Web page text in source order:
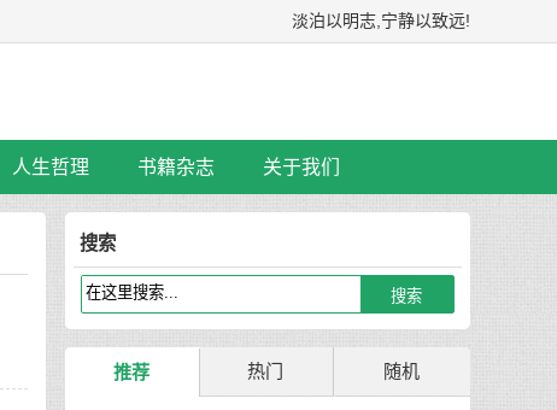
淡泊以明志,宁静以致远!
人生哲理 书籍杂志 关于我们
搜索
推荐 热门 随机